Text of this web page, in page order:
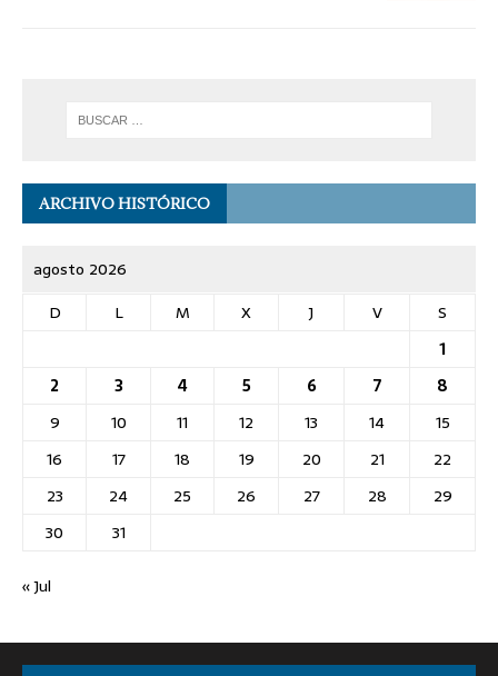
ARCHIVO HISTÓRICO
agosto 2026
D
L M X J V
S
1
2
3 4 5 6 7
8
9
10 11 12 13 14
15
16
17 18 19 20 21
22
23
24 25 26 27 28
29
30
31
« Jul